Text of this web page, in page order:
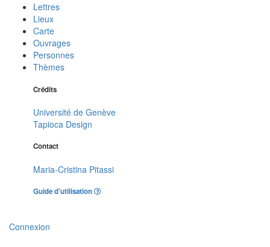
Lettres
Lieux
Carte
Ouvrages
Personnes
Thèmes
Crédits
Université de Genève
Tapioca Design
Contact
Maria-Cristina Pitassi
Guide d'utilisation
Connexion